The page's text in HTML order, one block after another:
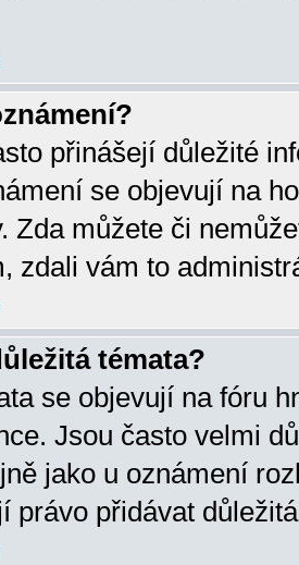
přinášejí důležité
se objevují na
Zda můžete či
zdali vám to
témata?
se objevují na fóru
Jsou často velmi
jako u oznámení
právo přidávat